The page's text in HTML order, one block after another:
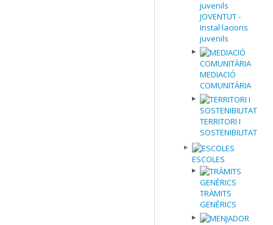
JOVENTUT -
Instal·lacions
juvenils
MEDIACIÓ
COMUNITÀRIA
TERRITORI I
SOSTENIBILITAT
ESCOLES
TRÀMITS
GENÈRICS